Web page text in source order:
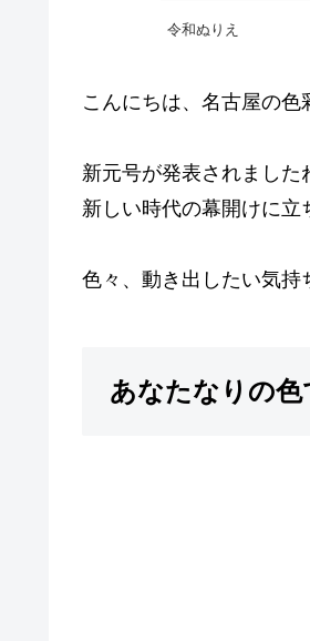
令和ぬりえ
こんにちは、名古屋の色
新元号が発表されました
新しい時代の幕開けに立
色々、動き出したい気持
あなたなりの色